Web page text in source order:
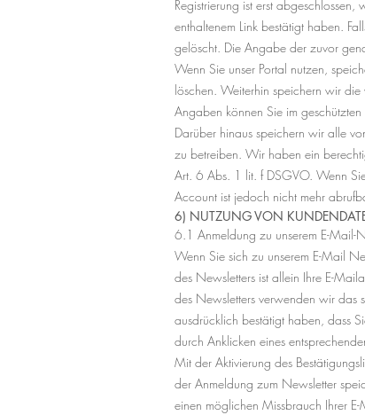
Registrierung ist erst
enthaltenem Link bestätigt haben.
gelöscht. Die Angabe der zuvor
Wenn Sie unser Portal nutzen,
löschen. Weiterhin speichern wir
Angaben können Sie im
Darüber hinaus speichern wir alle
zu betreiben. Wir haben ein
Art. 6 Abs. 1 lit. f DSGVO. Wenn
Account ist jedoch nicht mehr
6) NUTZUNG VON
6.1 Anmeldung zu unserem E-Mail-
Wenn Sie sich zu unserem E-Mail
des Newsletters ist allein Ihre E-
des Newsletters verwenden wir das
ausdrücklich bestätigt haben, dass
durch Anklicken eines
Mit der Aktivierung des
der Anmeldung zum Newsletter
einen möglichen Missbrauch Ihrer